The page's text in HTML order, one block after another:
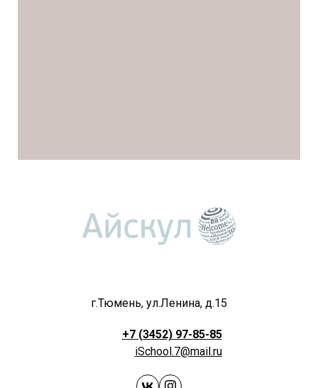
г.Тюмень, ул.Ленина, д.15
+7 (3452) 97-85-85
iSchool.7@mail.ru